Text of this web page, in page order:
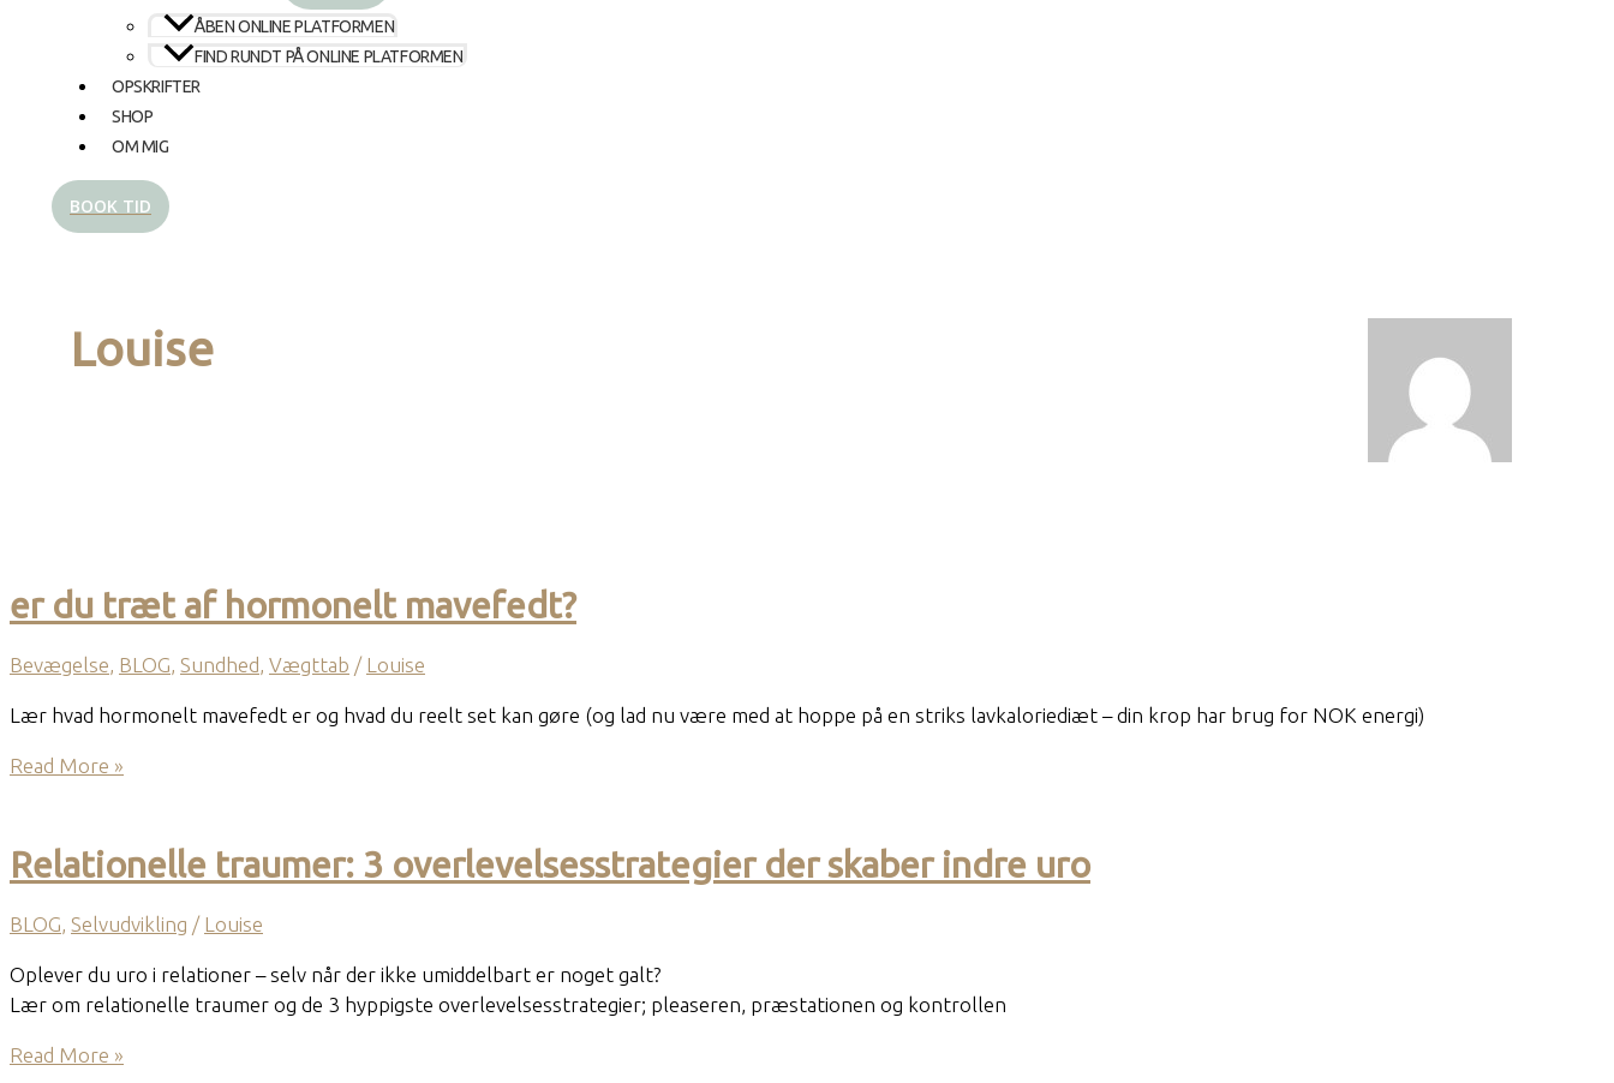
ÅBEN ONLINE PLATFORMEN
FIND RUNDT PÅ ONLINE PLATFORMEN
OPSKRIFTER
SHOP
OM MIG
BOOK TID
Louise
er du træt af hormonelt mavefedt?
Bevægelse, BLOG, Sundhed, Vægttab / Louise
Lær hvad hormonelt mavefedt er og hvad du reelt set kan gøre (og lad nu være med at hoppe på en striks lavkaloriediæt – din krop har brug for NOK energi)
er
af
hormonelt
mavefedt?
Read More »
Relationelle traumer: 3 overlevelsesstrategier der skaber indre uro
BLOG, Selvudvikling / Louise
Oplever du uro i relationer – selv når der ikke umiddelbart er noget galt?
Lær om relationelle traumer og de 3 hyppigste overlevelsesstrategier; pleaseren, præstationen og kontrollen
Relationelle
Read More »